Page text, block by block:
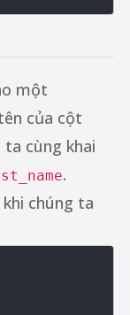
một
của cột
ta cùng khai
.
chúng ta